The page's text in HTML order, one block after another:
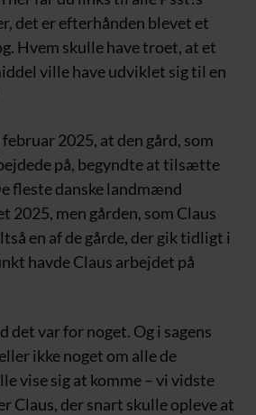
det er efterhånden blevet et
Hvem skulle have troet, at et
ville have udviklet sig til en
2025, at den gård, som
på, begyndte at tilsætte
fleste danske landmænd
2025, men gården, som Claus
en af de gårde, der gik tidligt i
havde Claus arbejdet på
det var for noget. Og i sagens
ikke noget om alle de
vise sig at komme – vi vidste
Claus, der snart skulle opleve at